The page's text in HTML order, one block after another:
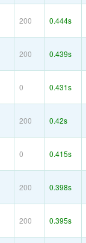
200 0.444s
200 0.439s
0 0.431s
200 0.42s
0 0.415s
200 0.398s
200 0.395s